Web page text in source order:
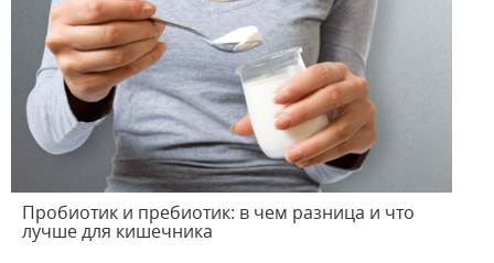
Пробиотик и пребиотик: в чем разница и что
лучше для кишечника